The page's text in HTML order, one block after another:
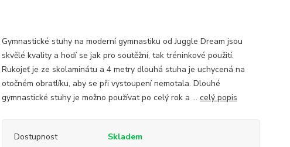
Gymnastické stuhy na moderní gymnastiku od Juggle Dream jsou
skvělé kvality a hodí se jak pro soutěžní, tak tréninkové použití.
Rukojeť je ze skolaminátu a 4 metry dlouhá stuha je uchycená na
otočném obratlíku, aby se při vystoupení nemotala. Dlouhé
gymnastické stuhy je možno používat po celý rok a ... celý popis
Dostupnost
Skladem